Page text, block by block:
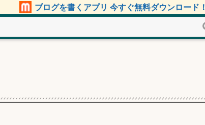
ブログを書くアプリ 今すぐ無料ダウンロード！